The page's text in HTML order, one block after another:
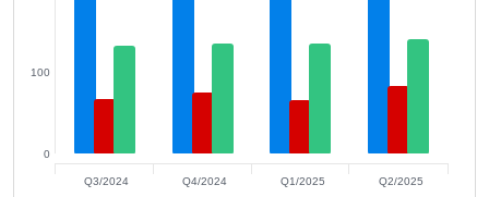
0
100
Q3/2024 Q4/2024 Q1/2025 Q2/2025
(-)
Lãnh